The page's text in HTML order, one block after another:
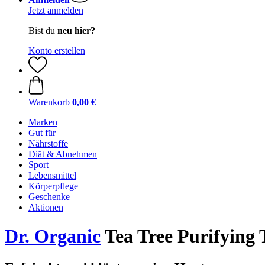
Jetzt anmelden
Bist du neu hier?
Konto erstellen
Warenkorb 0,00 €
Marken
Gut für
Nährstoffe
Diät & Abnehmen
Sport
Lebensmittel
Körperpflege
Geschenke
Aktionen
Dr. OrganicTea Tree Purifying